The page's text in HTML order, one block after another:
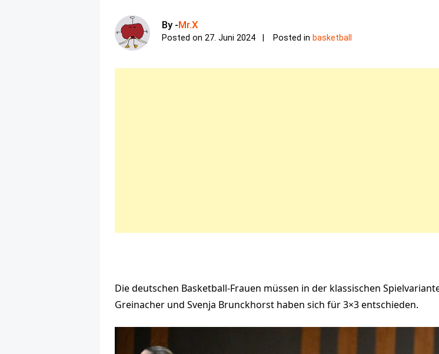
By -Mr.X
Posted on27. Juni 2024 Posted in basketball
Die deutschen Basketball-Frauen müssen in der klassischen
Greinacher und Svenja Brunckhorst haben sich für 3×3 entschieden.